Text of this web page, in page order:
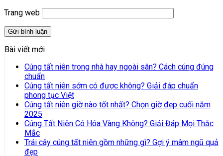
Trang web
Bài viết mới
Cúng tất niên trong nhà hay ngoài sân? Cách cúng đúng
chuẩn
Cúng tất niên sớm có được không? Giải đáp chuẩn
phong tục Việt
Cúng tất niên giờ nào tốt nhất? Chọn giờ đẹp cuối năm
2025
Cúng Tất Niên Có Hóa Vàng Không? Giải Đáp Mọi Thắc
Mắc
Trái cây cúng tất niên gồm những gì? Gợi ý mâm ngũ quả
đẹp